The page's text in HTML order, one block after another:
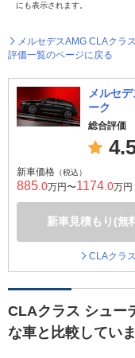
にも表示されます。
メルセデスAMG CLAクラ
評価一覧のページに戻る
メルセ
ーク
総合評価
新車価格 （税込）
885 .0万円〜1174 .0万円
新車見積もり(無
CLAクラ
CLAクラス シュー
な車と比較してい